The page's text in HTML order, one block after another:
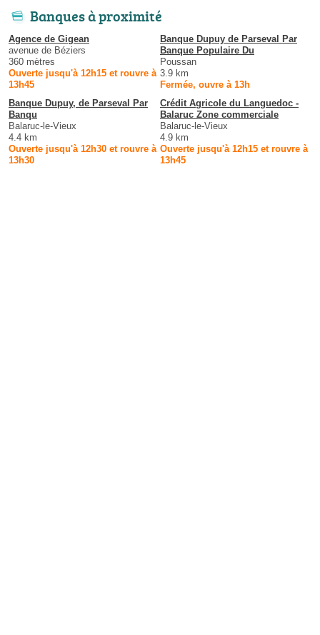
Banques à proximité
Agence de Gigean
avenue de Béziers
360 mètres
Ouverte jusqu'à 12h15 et rouvre à
13h45
Banque Dupuy de Parseval Par
Banque Populaire Du
Poussan
3.9 km
Fermée, ouvre à 13h
Banque Dupuy, de Parseval Par
Banqu
Balaruc-le-Vieux
4.4 km
Ouverte jusqu'à 12h30 et rouvre à
13h30
Crédit Agricole du Languedoc -
Balaruc Zone commerciale
Balaruc-le-Vieux
4.9 km
Ouverte jusqu'à 12h15 et rouvre à
13h45